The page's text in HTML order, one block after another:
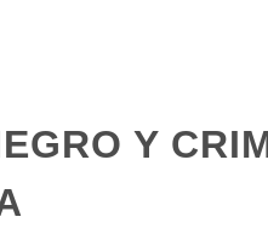
Y